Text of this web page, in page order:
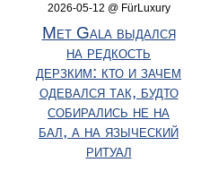
2026-05-12 @ FürLuxury
Met Gala выдался
на редкость
дерзким: кто и зачем
одевался так, будто
собирались не на
бал, а на языческий
ритуал